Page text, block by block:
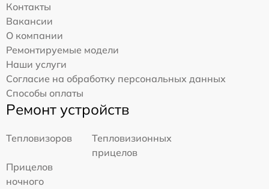
Контакты
Вакансии
О компании
Ремонтируемые модели
Наши услуги
Согласие на обработку персональных данных
Способы оплаты
Ремонт устройств
Тепловизоров
Тепловизионных
прицелов
Прицелов
ночного